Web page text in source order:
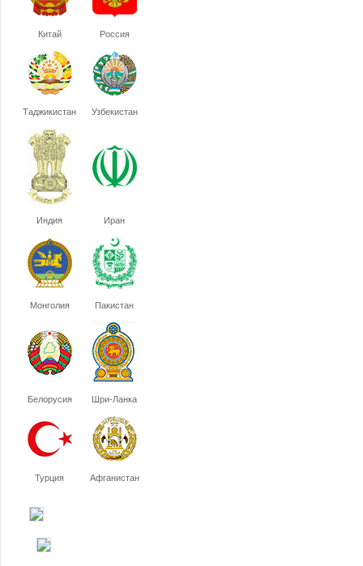
Китай Россия
Таджикистан Узбекистан
Индия Иран
Монголия Пакистан
Белорусия Шри-Ланка
Турция Афганистан